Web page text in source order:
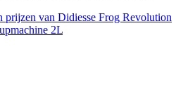
prijzen van Didiesse Frog Revolution
2L